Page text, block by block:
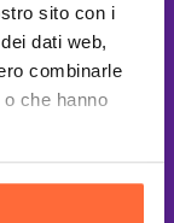
sito con i
dati web,
combinarle
che hanno